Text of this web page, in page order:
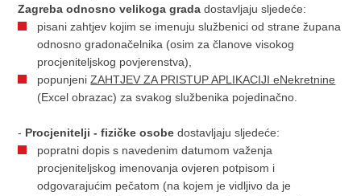
Zagreba odnosno velikoga gradadostavljaju sljedeće:
pisani zahtjev kojim se imenuju službenici od strane župana
odnosno gradonačelnika (osim za članove visokog
procjeniteljskog povjerenstva),
popunjeniZAHTJEV ZA PRISTUP APLIKACIJI eNekretnine
(Excel obrazac) za svakog službenika pojedinačno.
- Procjenitelji - fizičke osobe dostavljaju sljedeće:
popratni dopis s navedenim datumom važenja
procjeniteljskog imenovanja ovjeren potpisom i
odgovarajućim pečatom (na kojem je vidljivo da je